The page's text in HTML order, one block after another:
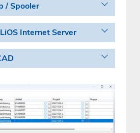
/ Spooler
Internet Server